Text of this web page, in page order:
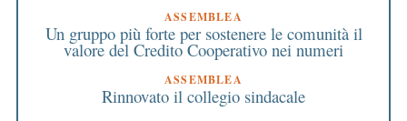
ASSEMBLEA
Un gruppo più forte per sostenere le comunità il
valore del Credito Cooperativo nei numeri
ASSEMBLEA
Rinnovato il collegio sindacale